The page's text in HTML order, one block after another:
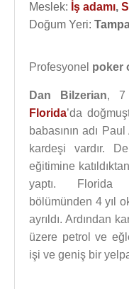
Meslek: İş adamı,
Doğum Yeri:
Profesyonel poker
Dan Bilzerian, 7
Florida’da
babasının adı
kardeşi vardır.
eğitimine
yaptı. Florida
bölümünden 4 yıl
ayrıldı. Ardından
üzere petrol ve
işi ve geniş bir